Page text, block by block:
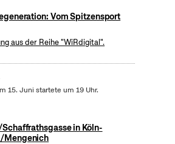
Vom Spitzensport
aus der Reihe "WiRdigital".
15. Juni startete um 19 Uhr.
in Köln-
Mengenich